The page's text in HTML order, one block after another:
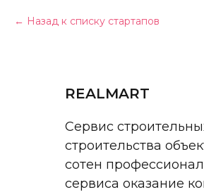
Назад к списку стартапов
REALMART
Сервис
строительства
сотен
сервиса оказание